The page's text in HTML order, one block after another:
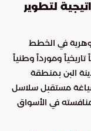
لتطوير
في الخطط
تاريخياً ومورداً وطنياً
البن بمنطقة
مستقبل سلاسل
في الأسواق